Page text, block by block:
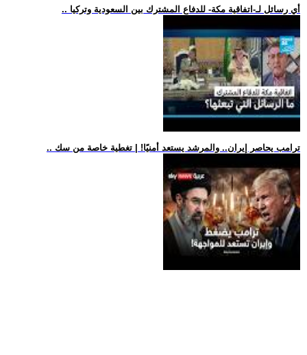
.. أي رسائل لـ-اتفاقية مكة- للدفاع المشترك بين السعودية وتركيا
.. ترامب يحاصر إيران.. والمرشد يستعد أمنيًا! | تغطية خاصة من سك